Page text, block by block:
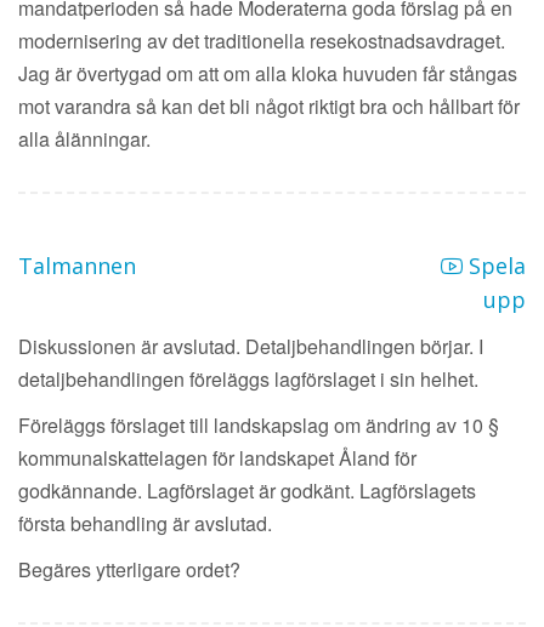
mandatperioden så hade Moderaterna goda förslag på en
modernisering av det traditionella resekostnadsavdraget.
Jag är övertygad om att om alla kloka huvuden får stångas
mot varandra så kan det bli något riktigt bra och hållbart för
alla ålänningar.
Talmannen
Spela
upp
Diskussionen är avslutad. Detaljbehandlingen börjar. I
detaljbehandlingen föreläggs lagförslaget i sin helhet.
Föreläggs förslaget till landskapslag om ändring av 10 §
kommunalskattelagen för landskapet Åland för
godkännande. Lagförslaget är godkänt. Lagförslagets
första behandling är avslutad.
Begäres ytterligare ordet?